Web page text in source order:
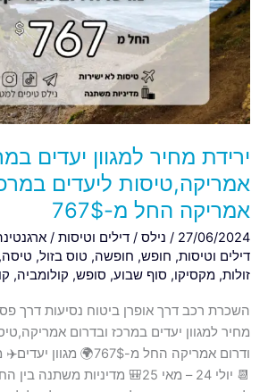
ירידת מחיר למגוון יעדים
אמריקה,טיסות ליעדים
אמריקה החל מ-767$
27/06/2024
/ נילס / דילים וטיסות /
דילים וטיסות, חופש, חופשה, טוס בזול, טיסה,
זולות, מקסיקו, סוף שבוע, סופש, קולומביה,
השכרת רכב דרך אופרן ביטוח נסיעות דרך
מחיר למגוון יעדים במרכז ובדרום
ודרום אמריקה החל מ-767$🌍
📆 יולי 24 – מאי 25🎒 מדיניות
יעדים
במרכז
ובדרום
אמריקה,טיסות
ליעדים
במרכז
אמריקה
החל